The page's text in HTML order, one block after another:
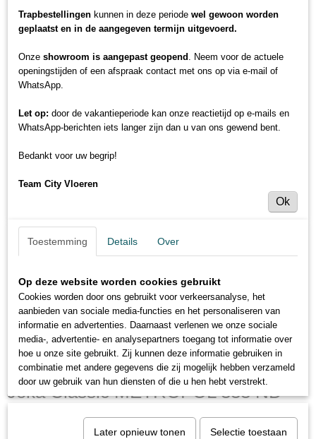
Joka Classic METROPOL 333 ND
3838 Oak polar
Trapbestellingen kunnen in deze periode wel gewoon worden
geplaatst en in de aangegeven termijn uitgevoerd.
Onze showroom is aangepast geopend . Neem voor de actuele
openingstijden of een afspraak contact met ons op via e-mail of
WhatsApp.
Let op: door de vakantieperiode kan onze reactietijd op e-mails en
WhatsApp-berichten iets langer zijn dan u van ons gewend bent.
Bedankt voor uw begrip!
Team City Vloeren
Ok
Toestemming Details Over
Op deze website worden cookies gebruikt
Cookies worden door ons gebruikt voor verkeersanalyse, het
aanbieden van sociale media-functies en het personaliseren van
informatie en advertenties. Daarnaast verlenen we onze sociale
media-, advertentie- en analysepartners toegang tot informatie over
hoe u onze site gebruikt. Zij kunnen deze informatie gebruiken in
combinatie met andere gegevens die zij mogelijk hebben verzameld
door uw gebruik van hun diensten of die u hen hebt verstrekt.
Later opnieuw tonen Selectie toestaan